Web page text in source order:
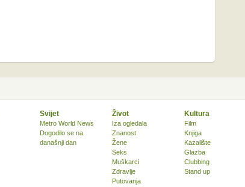
Svijet
Metro World News
Dogodilo se na
današnji dan
Život
Iza ogledala
Znanost
Žene
Seks
Muškarci
Zdravlje
Putovanja
Kultura
Film
Knjiga
Kazalište
Glazba
Clubbing
Stand up